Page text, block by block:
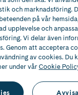
och marknadsföring.
på vår
upplevelse och
Vi delar även
Genom att acceptera
av cookies. Du
under vårCookie